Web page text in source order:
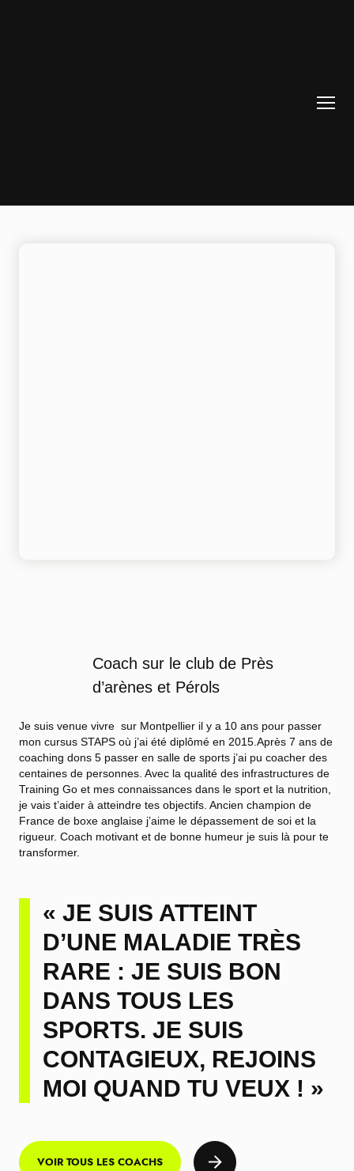
Coach sur le club de Près
d’arènes et Pérols
Je suis venue vivre sur Montpellier il y a 10 ans pour passer
mon cursus STAPS où j’ai été diplômé en 2015.Après 7 ans de
coaching dons 5 passer en salle de sports j’ai pu coacher des
centaines de personnes. Avec la qualité des infrastructures de
Training Go et mes connaissances dans le sport et la nutrition,
je vais t’aider à atteindre tes objectifs. Ancien champion de
France de boxe anglaise j’aime le dépassement de soi et la
rigueur. Coach motivant et de bonne humeur je suis là pour te
transformer.
« JE SUIS ATTEINT
D’UNE MALADIE TRÈS
RARE : JE SUIS BON
DANS TOUS LES
SPORTS. JE SUIS
CONTAGIEUX, REJOINS
MOI QUAND TU VEUX ! »
VOIR TOUS LES COACHS